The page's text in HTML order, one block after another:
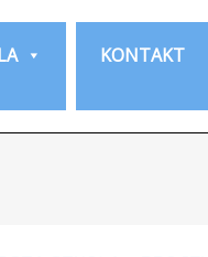
KONTAKT